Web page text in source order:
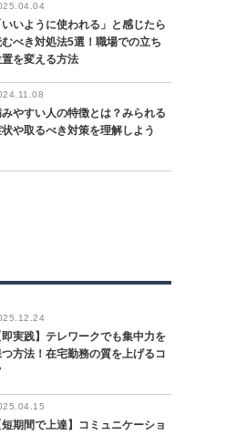
いいように使われる」と感じたら
べき対処法5選！職場での立ち
を変える方法
やすい人の特徴とは？みられる
や取るべき対策を理解しよう
即実践】テレワークでも集中力を
方法！在宅勤務の質を上げるコ
短期間で上達】コミュニケーショ